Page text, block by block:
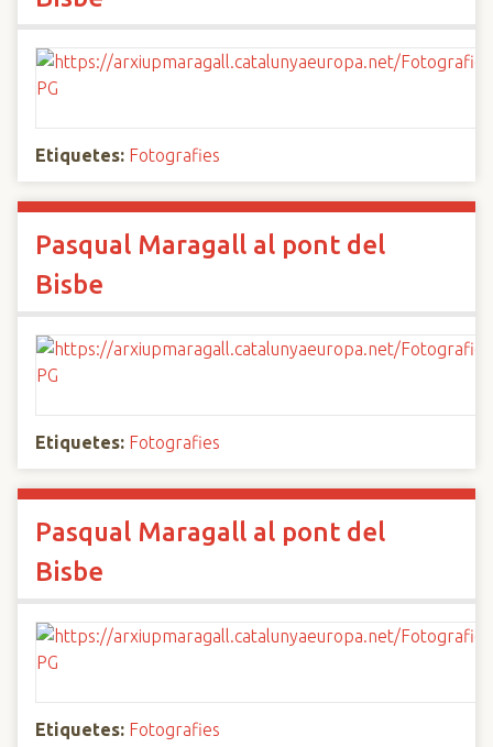
Etiquetes: Fotografies
Pasqual Maragall al pont del
Bisbe
Etiquetes: Fotografies
Pasqual Maragall al pont del
Bisbe
Etiquetes: Fotografies